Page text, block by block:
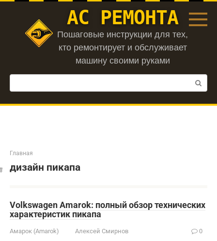
Перейти
АС РЕМОНТА
Пошаговые инструкции для тех,
кто ремонтирует и обслуживает
машину своими руками
Поиск:
Главная
дизайн пикапа
Volkswagen Amarok: полный обзор технических
характеристик пикапа
Амарок (Amarok) Алексей Смирнов 0